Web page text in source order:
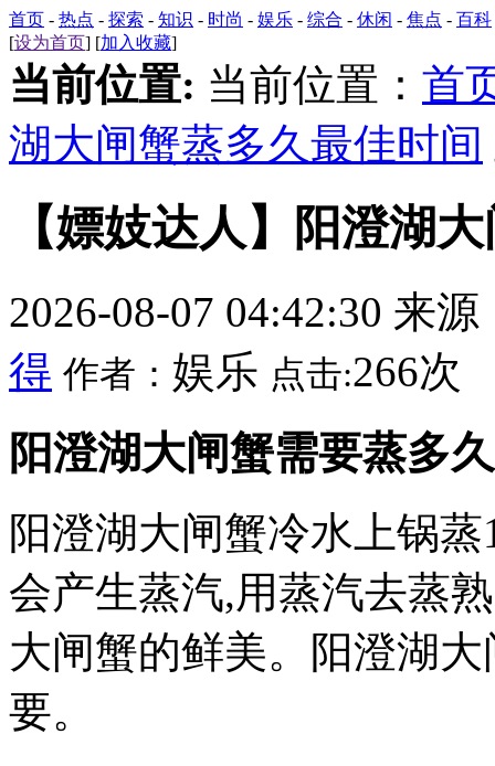
首页 - 热点 - 探索 - 知识 - 时尚 - 娱乐 - 综合 - 休闲 - 焦点 - 百科
[设为首页] [加入收藏]
当前位置: 当前位置： 首
湖大闸蟹蒸多久最佳时间
【嫖妓达人】阳澄湖
2026-08-07 04:42:30 来源
得 作者： 娱乐 点击:266次
阳澄湖大闸蟹需要蒸多
阳澄湖大闸蟹冷水上锅
会产生蒸汽,用蒸汽去蒸
大闸蟹的鲜美。阳澄湖
要。